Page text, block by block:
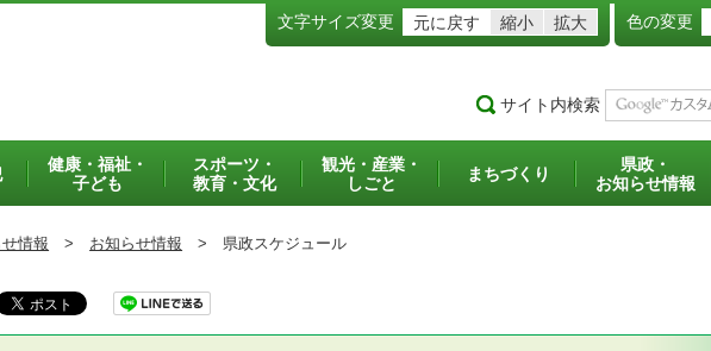
文字サイズ変更 元に戻す 縮小 拡大 色の変更
サイト内検索
健康・福祉・
子ども
スポーツ・
教育・文化
観光・産業・
しごと
まちづくり
県政・
お知らせ情報
情報 > お知らせ情報 > 県政スケジュール